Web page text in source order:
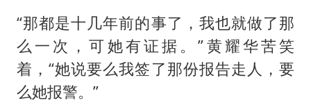
“那都是十几年前的事了，我也就做了那
么一次，可她有证据。”黄耀华苦笑
着，“她说要么我签了那份报告走人，要
么她报警。”